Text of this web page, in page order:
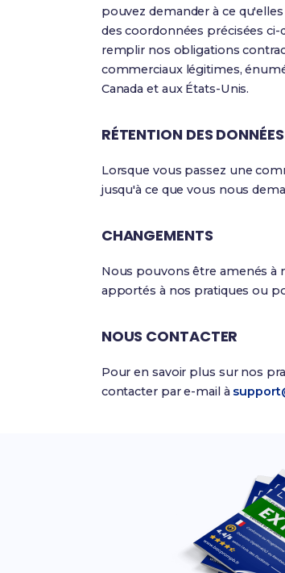
pouvez demander à ce
des coordonnées précisées
remplir nos obligations
commerciaux légitimes,
Canada et aux États-Unis.
RÉTENTION DES DONNÉES
Lorsque vous passez une
jusqu'à ce que vous nous
CHANGEMENTS
Nous pouvons être amenés à
apportés à nos pratiques ou
NOUS CONTACTER
Pour en savoir plus sur nos
contacter par e-mail à